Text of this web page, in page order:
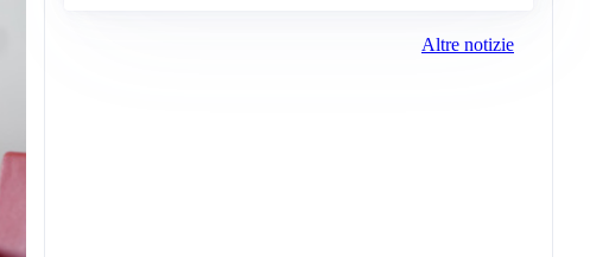
Altre notizie